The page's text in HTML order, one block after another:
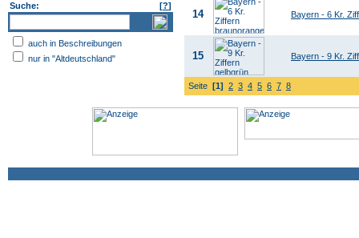
Suche: [?]
auch in Beschreibungen
nur in "Altdeutschland"
14 Bayern - 6 Kr.
15 Bayern - 9 Kr.
Seite [1] 2 3 4 5 6 7 8